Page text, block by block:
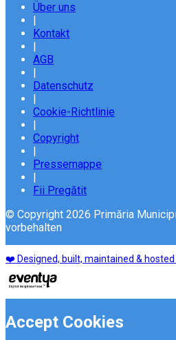
Über uns
Kontakt
AGB
Datenschutz
Cookie-Richtlinie
Copyright
Pressemappe
Fii Pregătit
© Copyright 2026 Primăria
vorbehalten
❤️ Designed, built, maintained & hosted
Accept Cookies